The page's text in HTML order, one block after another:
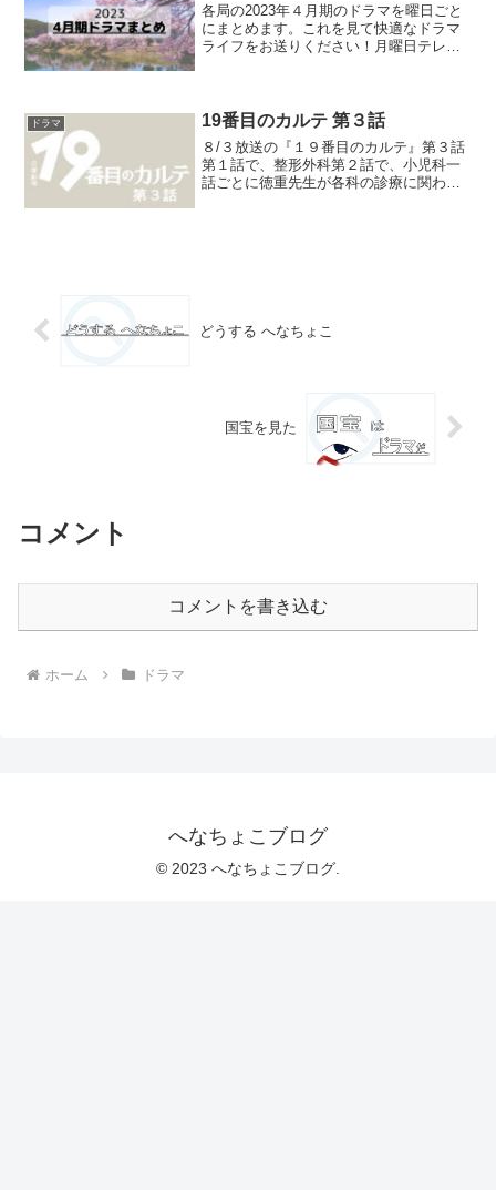
各局の2023年４月期のドラマを曜日ごと
にまとめます。これを見て快適なドラマ
ライフをお送りください！月曜日テレ東
ビ...
ドラマ 19番目のカルテ 第３話
８/３放送の『１９番目のカルテ』第３話
第１話で、整形外科第２話で、小児科一
話ごとに徳重先生が各科の診療に関わっ
どうする へなちょこ
国宝を見た
コメント
コメントを書き込む
ホーム ドラマ
へなちょこブログ
© 2023 へなちょこブログ.